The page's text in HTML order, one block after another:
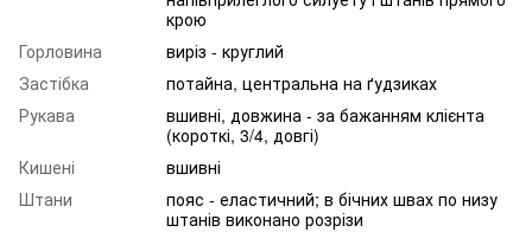
крою
Горловина
виріз - круглий
Застібка
потайна, центральна на ґудзиках
Рукава
вшивні, довжина - за бажанням клієнта
(короткі, 3/4, довгі)
Кишені
вшивні
Штани
пояс - еластичний; в бічних швах по низу
штанів виконано розрізи